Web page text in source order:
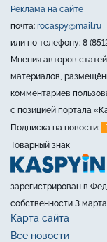
Реклама на сайте
почта: rocaspy@mail.ru
или по телефону: 8
Мнения авторов
материалов,
комментариев
с позицией портала
Подписка на новости:
Товарный знак
зарегистрирован в
собственности 3
Карта сайта
Все новости